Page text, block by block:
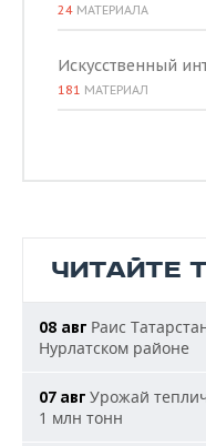
24 МАТЕРИАЛА
Искусственный
181 МАТЕРИАЛ
ЧИТАЙТЕ
08 авг Раис
Нурлатском районе
07 авг Урожай
1 млн тонн